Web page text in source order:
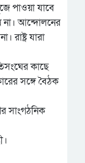
পাওয়া যাবে
না। আন্দোলনের
যারা
কাছে
সঙ্গে বৈঠক
সাংগঠনিক